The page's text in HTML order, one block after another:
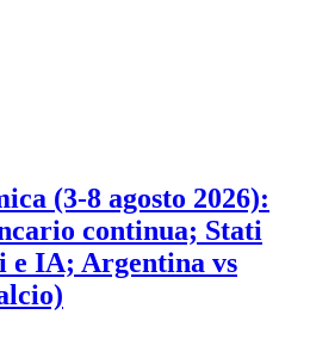
(3-8 agosto 2026):
continua; Stati
e IA; Argentina vs